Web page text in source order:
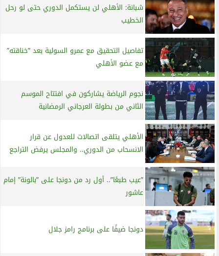
شبانة: الأهلي لن يستكمل الدوري حتى لو رحل
الخطيب
تفاصيل التحقيق مع عمرو السولية بعد ”خناقته”
مع عضو الأهلي
نجوم الرياضة يشاركون في افتتاح الموسم
الثاني من بطولة العرجاني الرمضانية
الأهلي يتلقى اتصالات للعدول عن قرار
الانسحاب من الدوري.. والمجلس يرفض التراجع
”عيب طبعًا”.. أول رد من دونجا على ”بالونة” إمام
عاشور
دونجا ضيفًا على برنامج رامز جلال